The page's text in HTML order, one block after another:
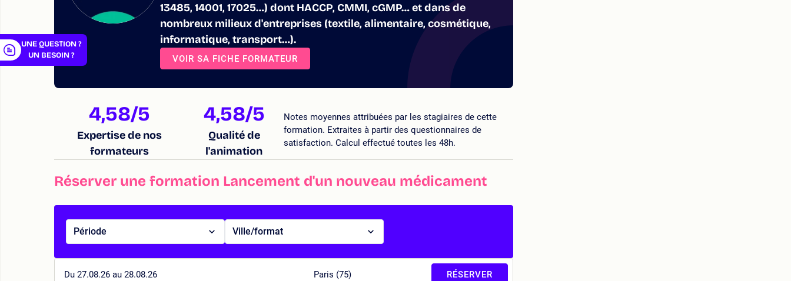
13485, 14001, 17025…) dont HACCP, CMMI, cGMP… et dans de
nombreux milieux d'entreprises (textile, alimentaire, cosmétique,
informatique, transport…).
VOIR SA FICHE FORMATEUR
4,58/5
Expertise de nos
formateurs
4,58/5
Qualité de
l'animation
Notes moyennes attribuées par les stagiaires de cette
formation. Extraites à partir des questionnaires de
satisfaction. Calcul effectué toutes les 48h.
Réserver une formation Lancement d'un nouveau médicament
Période Ville/format
Du 27.08.26 au 28.08.26 Paris (75) RÉSERVER
UNE QUESTION ?
UN BESOIN ?